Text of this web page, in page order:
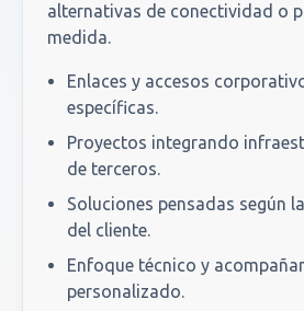
alternativas de conectividad o
medida.
Enlaces y accesos
específicas.
Proyectos integrando
de terceros.
Soluciones pensadas según
del cliente.
Enfoque técnico y
personalizado.